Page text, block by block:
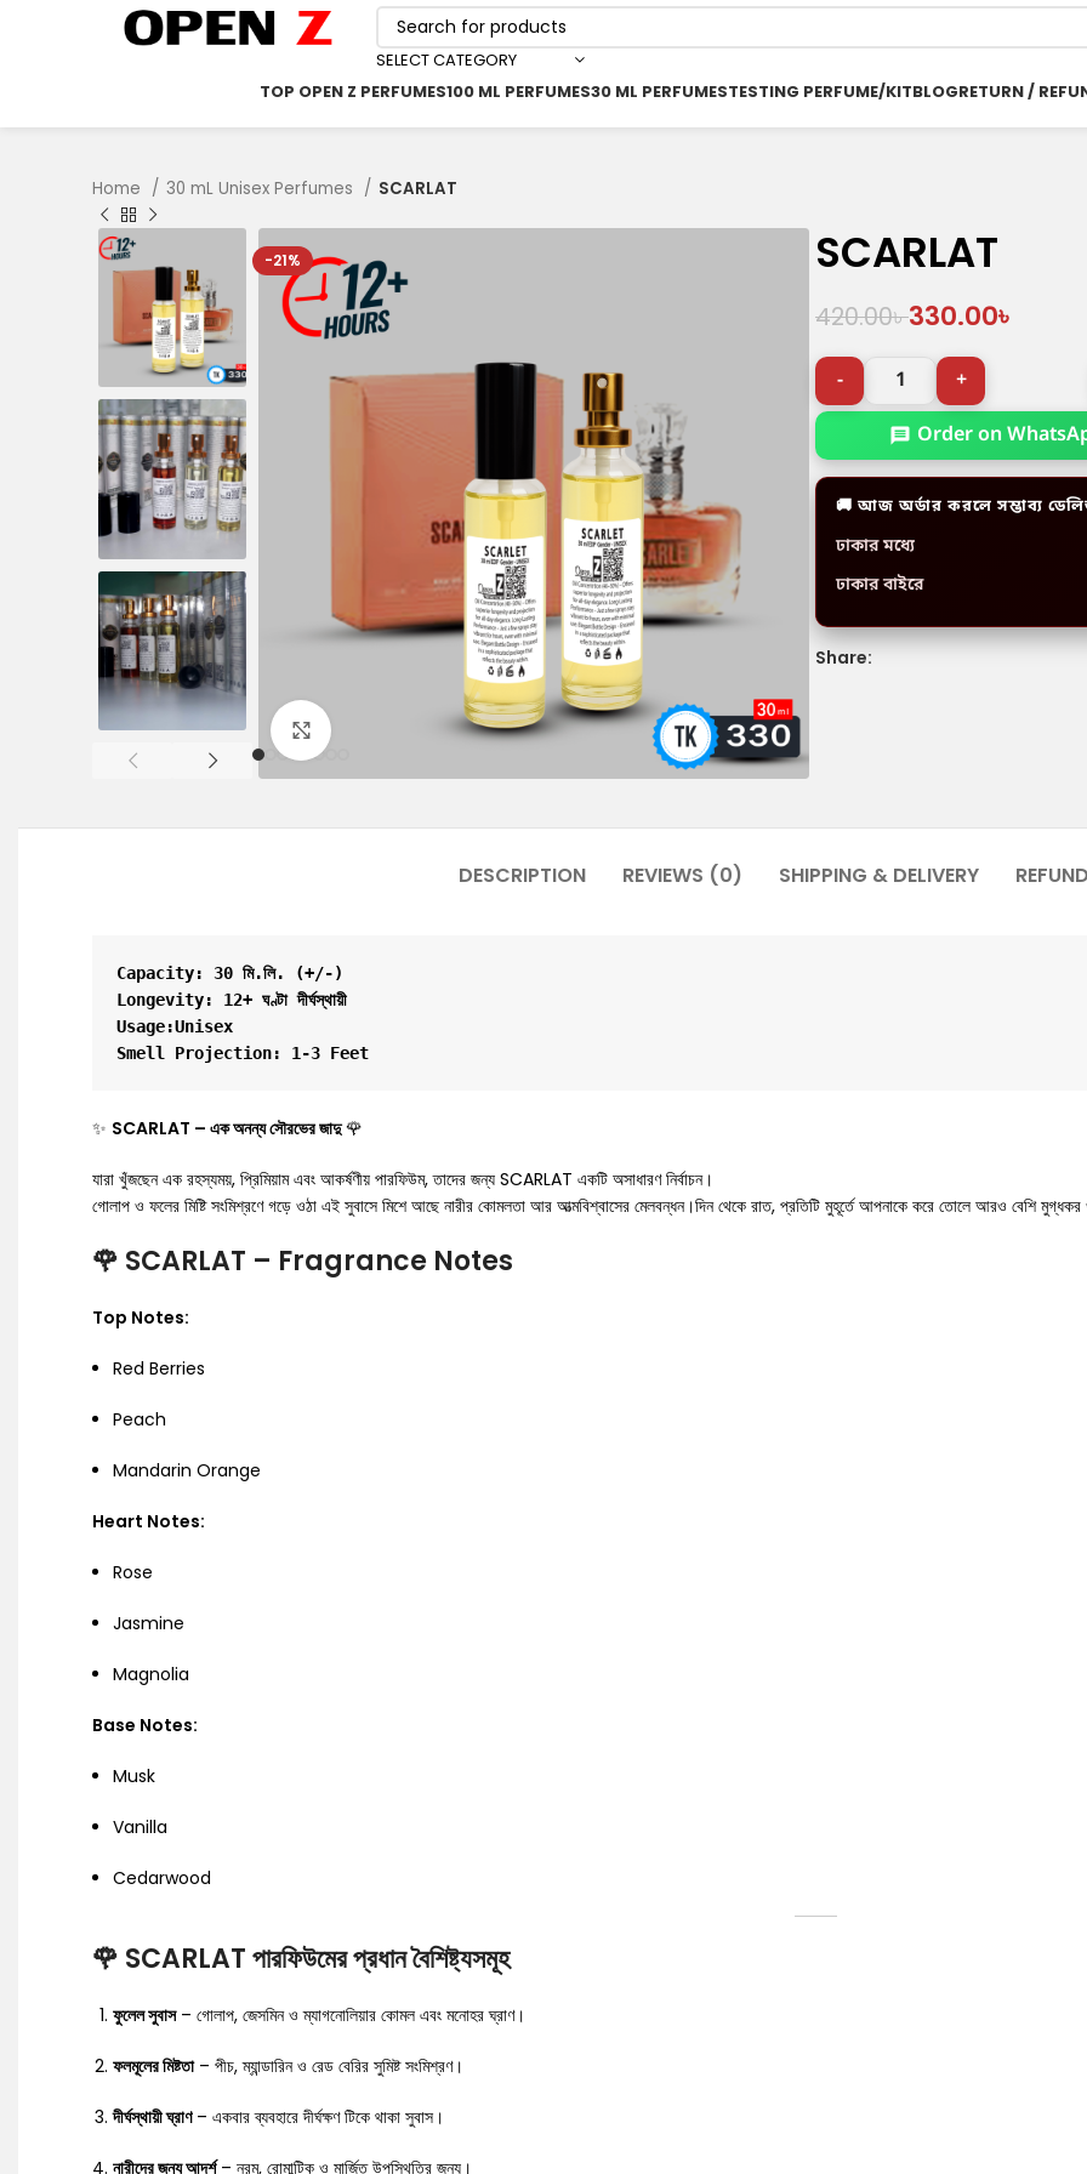
SELECT CATEGORY
TOP OPEN Z PERFUMES100 ML PERFUMES30 ML PERFUMESTESTING PERFUME/KITBLOGRETURN /
Home 30 mL Unisex Perfumes SCARLAT
-21%
Click to enlarge
SCARLAT
420.00৳330.00৳
Order on
🚚 আজ অর্ডার করলে সম্ভাব্য
ঢাকার মধ্যে
ঢাকার বাইরে
Share:
DESCRIPTION REVIEWS (0) SHIPPING & DELIVERY
Capacity: 30 মি.লি. (+/-)
Longevity: 12+ ঘণ্টা দীর্ঘস্থায়ী
Usage:Unisex
Smell Projection: 1-3 Feet
✨ SCARLAT – এক অনন্য সৌরভের জাদু🌹
যারা খুঁজছেন এক রহস্যময়, প্রিমিয়াম এবং আকর্ষণীয় পারফিউম, তাদের জন্য SCARLAT একটি অসাধারণ নির্বাচন।
গোলাপ ও ফলের মিষ্টি সংমিশ্রণে গড়ে ওঠা এই সুবাসে মিশে আছে নারীর কোমলতা আর আত্মবিশ্বাসের মেলবন্ধন।দিন থেকে রাত, প্রতিটি মুহূর্তে আপনাকে করে তোলে আরও বেশি মুগ্ধকর
🌹 SCARLAT – Fragrance Notes
Top Notes:
Red Berries
Peach
Mandarin Orange
Heart Notes:
Rose
Jasmine
Magnolia
Base Notes:
Musk
Vanilla
Cedarwood
🌹 SCARLAT পারফিউমের প্রধান বৈশিষ্ট্যসমূহ
ফুলেল সুবাস– গোলাপ, জেসমিন ও ম্যাগনোলিয়ার কোমল এবং মনোহর ঘ্রাণ।
ফলমূলের মিষ্টতা– পীচ, ম্যান্ডারিন ও রেড বেরির সুমিষ্ট সংমিশ্রণ।
দীর্ঘস্থায়ী ঘ্রাণ– একবার ব্যবহারে দীর্ঘক্ষণ টিকে থাকা সুবাস।
নারীদের জন্য আদর্শ– নরম, রোমান্টিক ও মার্জিত উপস্থিতির জন্য।